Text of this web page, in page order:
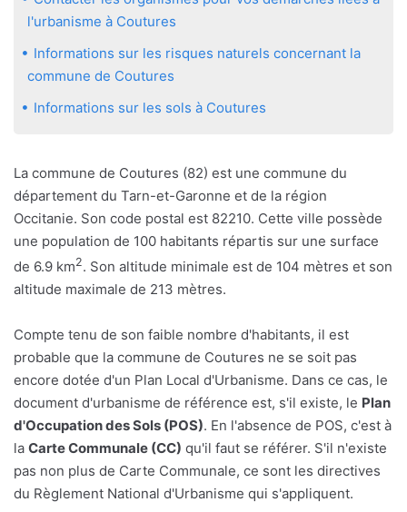
l'urbanisme à Coutures
Informations sur les risques naturels concernant la
commune de Coutures
Informations sur les sols à Coutures
La commune de Coutures (82) est une commune du
département du Tarn-et-Garonne et de la région
Occitanie. Son code postal est 82210. Cette ville possède
une population de 100 habitants répartis sur une surface
de 6.9 km2. Son altitude minimale est de 104 mètres et son
altitude maximale de 213 mètres.
Compte tenu de son faible nombre d'habitants, il est
probable que la commune de Coutures ne se soit pas
encore dotée d'un Plan Local d'Urbanisme. Dans ce cas, le
document d'urbanisme de référence est, s'il existe, le Plan
d'Occupation des Sols (POS). En l'absence de POS, c'est à
la Carte Communale (CC) qu'il faut se référer. S'il n'existe
pas non plus de Carte Communale, ce sont les directives
du Règlement National d'Urbanisme qui s'appliquent.